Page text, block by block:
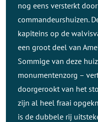
nog eens versterkt
commandeurshuizen.
kapiteins op de
een groot deel van
Sommige van deze
monumentenzorg –
doorgerookt van het
zijn al heel fraai
is de dubbele rij